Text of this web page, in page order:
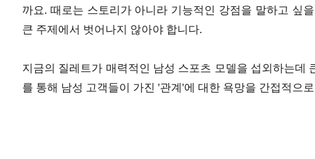
까요. 때로는 스토리가 아니라 기능적인 강점을 말하고 싶
큰 주제에서 벗어나지 않아야 합니다.
지금의 질레트가 매력적인 남성 스포츠 모델을 섭외하는데
를 통해 남성 고객들이 가진 '관계'에 대한 욕망을 간접적으